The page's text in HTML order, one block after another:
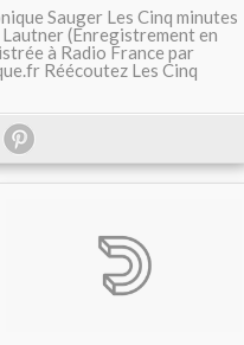
Sauger Les Cinq minutes
(Enregistrement en
à Radio France par
Réécoutez Les Cinq